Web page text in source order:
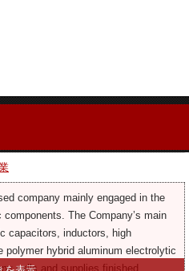
company mainly engaged in the
The Company’s main
capacitors, inductors, high
hybrid aluminum electrolytic
sells and supplies finished